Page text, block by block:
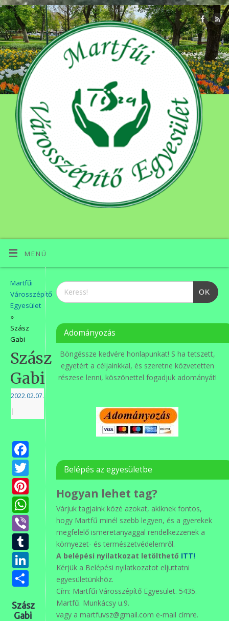
MENÜ
Martfűi
Városszépítő
Egyesület
»
Szász
Gabi
Szász
Gabi
2022.02.07.
|
Facebook
Twitter
Pinterest
WhatsApp
Viber
Tumblr
LinkedIn
Ossza
meg
Szász
Gabi
OK
Adományozás
Böngéssze kedvére honlapunkat! S ha tetszett,
egyetért a céljainkkal, és szeretne közvetetten
részese lenni, köszönettel fogadjuk adományát!
Belépés az egyesületbe
Hogyan lehet tag?
Várjuk tagjaink közé azokat, akiknek fontos,
hogy Martfű minél szebb legyen, és a gyerekek
megfelelő ismeretanyaggal rendelkezzenek a
környezet- és természetvédelemről.
A belépési nyilatkozat letölthető ITT!
Kérjük a Belépési nyilatkozatot eljuttatni
egyesületünkhöz.
Cím: Martfűi Városszépítő Egyesület. 5435.
Martfű. Munkácsy u.9.
vagy a martfuvsz@gmail.com e-mail címre.